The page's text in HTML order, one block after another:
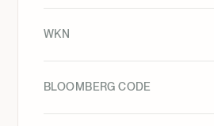
WKN
BLOOMBERG CODE